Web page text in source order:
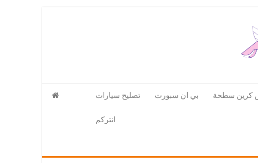
تصليح سيارات بي ان سبورت كرين سطحة
انتركم